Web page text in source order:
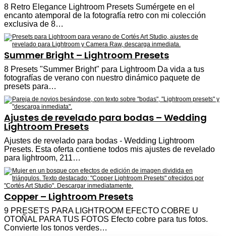
8 Retro Elegance Lightroom Presets Sumérgete en el
encanto atemporal de la fotografía retro con mi colección
exclusiva de 8…
Summer Bright – Lightroom Presets
8 Presets "Summer Bright" para Lightroom Da vida a tus
fotografías de verano con nuestro dinámico paquete de
presets para…
Ajustes de revelado para bodas – Wedding
Lightroom Presets
Ajustes de revelado para bodas - Wedding Lightroom
Presets. Esta oferta contiene todos mis ajustes de revelado
para lightroom, 211…
Copper – Lightroom Presets
9 PRESETS PARA LIGHTROOM EFECTO COBRE U
OTOÑAL PARA TUS FOTOS Efecto cobre para tus fotos.
Convierte los tonos verdes…